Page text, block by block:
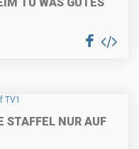
STAFFEL NUR AUF